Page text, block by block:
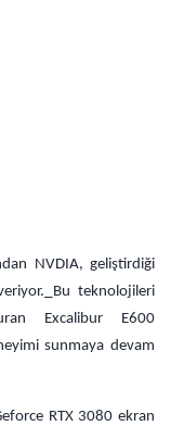
NVDIA, geliştirdiği
Bu teknolojileri
Excalibur E600
sunmaya devam
RTX 3080 ekran